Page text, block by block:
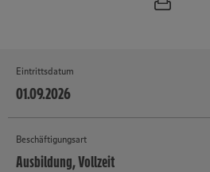
Eintrittsdatum
01.09.2026
Beschäftigungsart
Ausbildung, Vollzeit